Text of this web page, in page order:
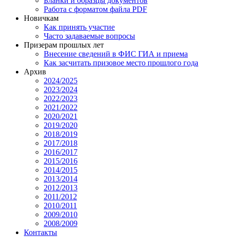
Работа с форматом файла PDF
Новичкам
Как принять участие
Часто задаваемые вопросы
Призерам прошлых лет
Внесение сведений в ФИС ГИА и приема
Как засчитать призовое место прошлого года
Архив
2024/2025
2023/2024
2022/2023
2021/2022
2020/2021
2019/2020
2018/2019
2017/2018
2016/2017
2015/2016
2014/2015
2013/2014
2012/2013
2011/2012
2010/2011
2009/2010
2008/2009
Контакты